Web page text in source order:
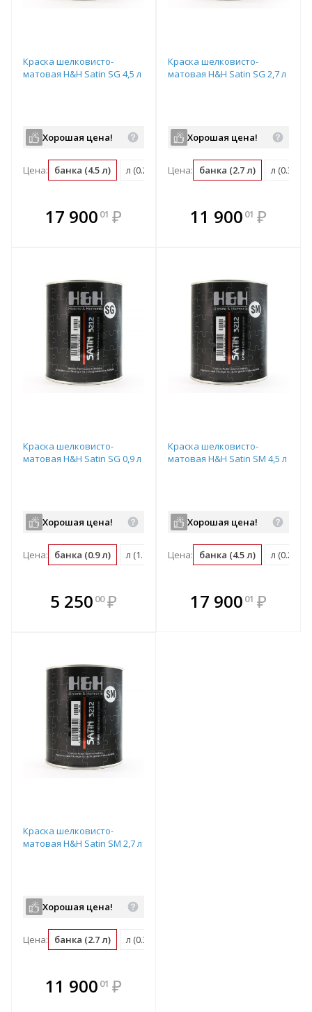
Краска шелковисто-
матовая H&H Satin SG 4,5 л
Хорошая цена!
Цена: банка (4.5 л) л (0.22 банка) м2 (0.02 банка)
17 900 01 ₽
В комплекте
всегда выгоднее!
Краска шелковисто-
матовая H&H Satin SG 2,7 л
Хорошая цена!
Цена: банка (2.7 л) л (0.37
В комплекте
всегда выгоднее!
11 900 01 ₽
Краска шелковисто-
матовая H&H Satin SG 0,9 л
Хорошая цена!
Цена: банка (0.9 л) л (1.11 банка) м2 (0.11 банка)
5 250 00 ₽
В комплекте
всегда выгоднее!
Краска шелковисто-
матовая H&H Satin SM 4,5 л
Хорошая цена!
Цена: банка (4.5 л) л (0.22
В комплекте
всегда выгоднее!
17 900 01 ₽
Краска шелковисто-
матовая H&H Satin SM 2,7 л
Хорошая цена!
Цена: банка (2.7 л) л (0.37 банка)
11 900 01 ₽